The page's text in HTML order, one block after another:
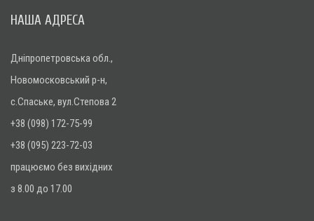
НАША АДРЕСА
Дніпропетровська обл.,
Новомосковський р-н,
с.Спаське, вул.Степова 2
+38 (098) 172-75-99
+38 (095) 223-72-03
працюємо без вихідних
з 8.00 до 17.00